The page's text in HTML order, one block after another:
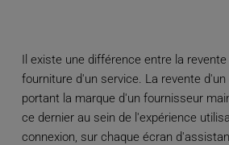
Il existe une différence entre la
fourniture d'un service. La revente
portant la marque d'un fournisseur
ce dernier au sein de l'expérience
connexion, sur chaque écran